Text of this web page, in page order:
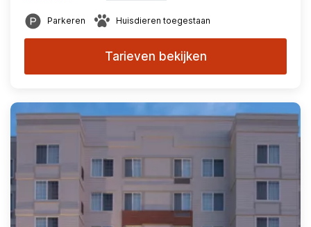
Parkeren Huisdieren toegestaan
Tarieven bekijken